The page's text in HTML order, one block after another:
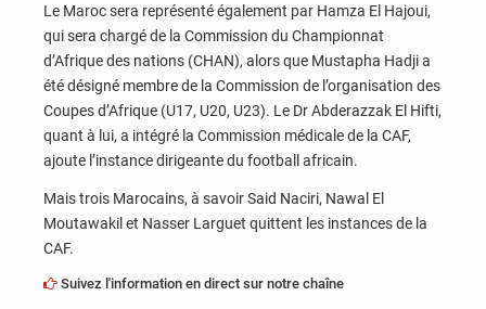
Le Maroc sera représenté également par Hamza El Hajoui,
qui sera chargé de la Commission du Championnat
d’Afrique des nations (CHAN), alors que Mustapha Hadji a
été désigné membre de la Commission de l’organisation des
Coupes d’Afrique (U17, U20, U23). Le Dr Abderazzak El Hifti,
quant à lui, a intégré la Commission médicale de la CAF,
ajoute l’instance dirigeante du football africain.
Mais trois Marocains, à savoir Said Naciri, Nawal El
Moutawakil et Nasser Larguet quittent les instances de la
CAF.
Suivez l'information en direct sur notre chaîne